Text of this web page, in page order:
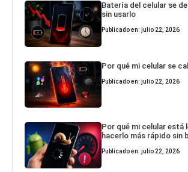
Batería del celular se
sin usarlo
Publicado en: julio 22, 2026
Por qué mi celular se
Publicado en: julio 22, 2026
Por qué mi celular está
hacerlo más rápido sin
Publicado en: julio 22, 2026